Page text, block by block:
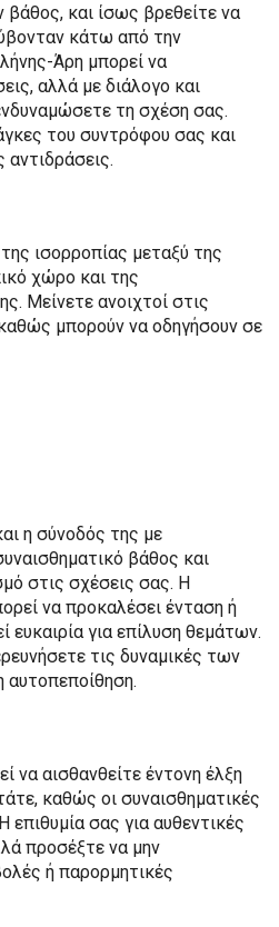
και ίσως βρεθείτε να
κάτω από την
Άρη μπορεί να
αλλά με διάλογο και
τη σχέση σας.
του συντρόφου σας και
ισορροπίας μεταξύ της
χώρο και της
Μείνετε ανοιχτοί στις
μπορούν να οδηγήσουν σε
η σύνοδός της με
βάθος και
στις σχέσεις σας. Η
να προκαλέσει ένταση ή
ευκαιρία για επίλυση θεμάτων.
τις δυναμικές των
να αισθανθείτε έντονη έλξη
καθώς οι συναισθηματικές
επιθυμία σας για αυθεντικές
προσέξτε να μην
ή παρορμητικές